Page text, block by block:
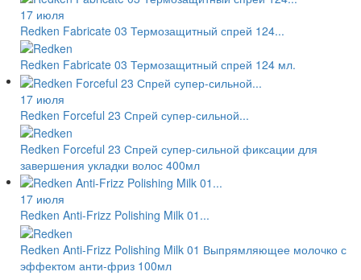
17 июля
Redken Fabricate 03 Термозащитный спрей 124...
Redken Fabricate 03 Термозащитный спрей 124 мл.
17 июля
Redken Forceful 23 Спрей супер-сильной...
Redken Forceful 23 Спрей супер-сильной фиксации для
завершения укладки волос 400мл
17 июля
Redken Anti-Frizz Polishing Milk 01...
Redken Anti-Frizz Polishing Milk 01 Выпрямляющее молочко с
эффектом анти-фриз 100мл